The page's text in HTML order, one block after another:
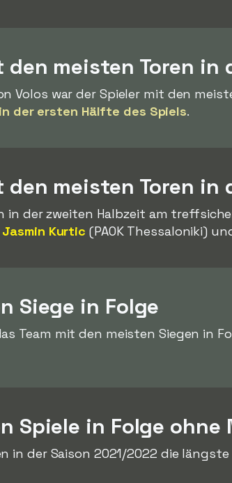
den meisten Toren in
Volos war der Spieler mit den
der ersten Hälfte des Spiels.
den meisten Toren in
in der zweiten Halbzeit am
Jasmin Kurtic (PAOK Thessaloniki)
Siege in Folge
Team mit den meisten Siegen in
Spiele in Folge ohne
in der Saison 2021/2022 die